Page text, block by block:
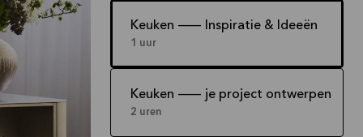
Tot €5000,- GRATIS toestellen*
Bekijk aanbieding
Keuken -- Inspiratie & Ideeën
1 uur
Keuken -- je project ontwerpen
2 uren